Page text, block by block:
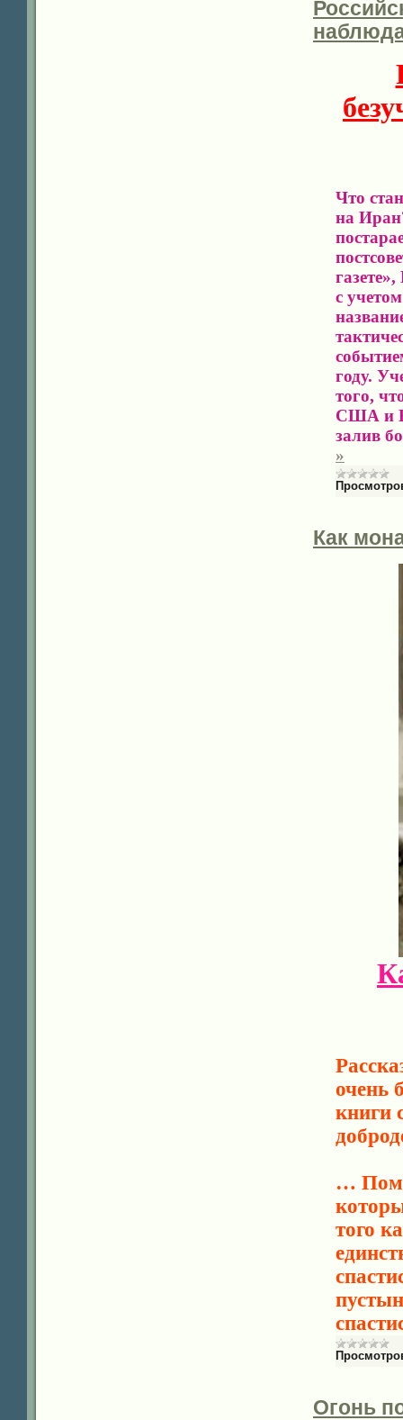
Что
на
с
году.
того,
США и
залив
»
Как
очень
книги
…
того
Огонь